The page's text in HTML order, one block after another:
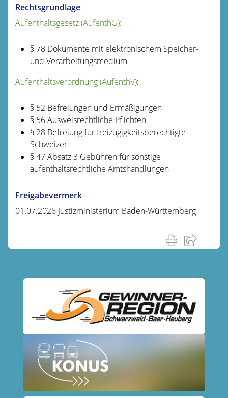
Rechtsgrundlage
Aufenthaltsgesetz (AufenthG):
§ 78 Dokumente mit elektronischem Speicher-
und Verarbeitungsmedium
Aufenthaltsverordnung (AufenthV):
§ 52 Befreiungen und Ermäßigungen
§ 56 Ausweisrechtliche Pflichten
§ 28 Befreiung für freizügigkeitsberechtigte
Schweizer
§ 47 Absatz 3 Gebühren für sonstige
aufenthaltsrechtliche Amtshandlungen
Freigabevermerk
01.07.2026 Justizministerium Baden-Württemberg